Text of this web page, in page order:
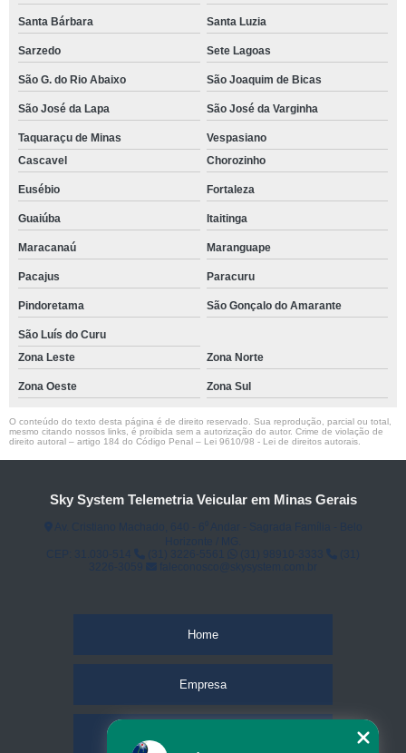
Santa Bárbara Santa Luzia
Sarzedo Sete Lagoas
São G. do Rio Abaixo São Joaquim de Bicas
São José da Lapa São José da Varginha
Taquaraçu de Minas
Vespasiano
Cascavel
Chorozinho
Eusébio Fortaleza
Guaiúba Itaitinga
Maracanaú Maranguape
Pacajus Paracuru
Pindoretama São Gonçalo do Amarante
São Luís do Curu
Zona Leste
Zona Norte
Zona Oeste Zona Sul
O conteúdo do texto desta página é de direito reservado. Sua reprodução, parcial ou total,
mesmo citando nossos links, é proibida sem a autorização do autor. Crime de violação de
direito autoral – artigo 184 do Código Penal – Lei 9610/98 - Lei de direitos autorais
Sky System Telemetria Veicular em Minas Gerais
Home
Empresa